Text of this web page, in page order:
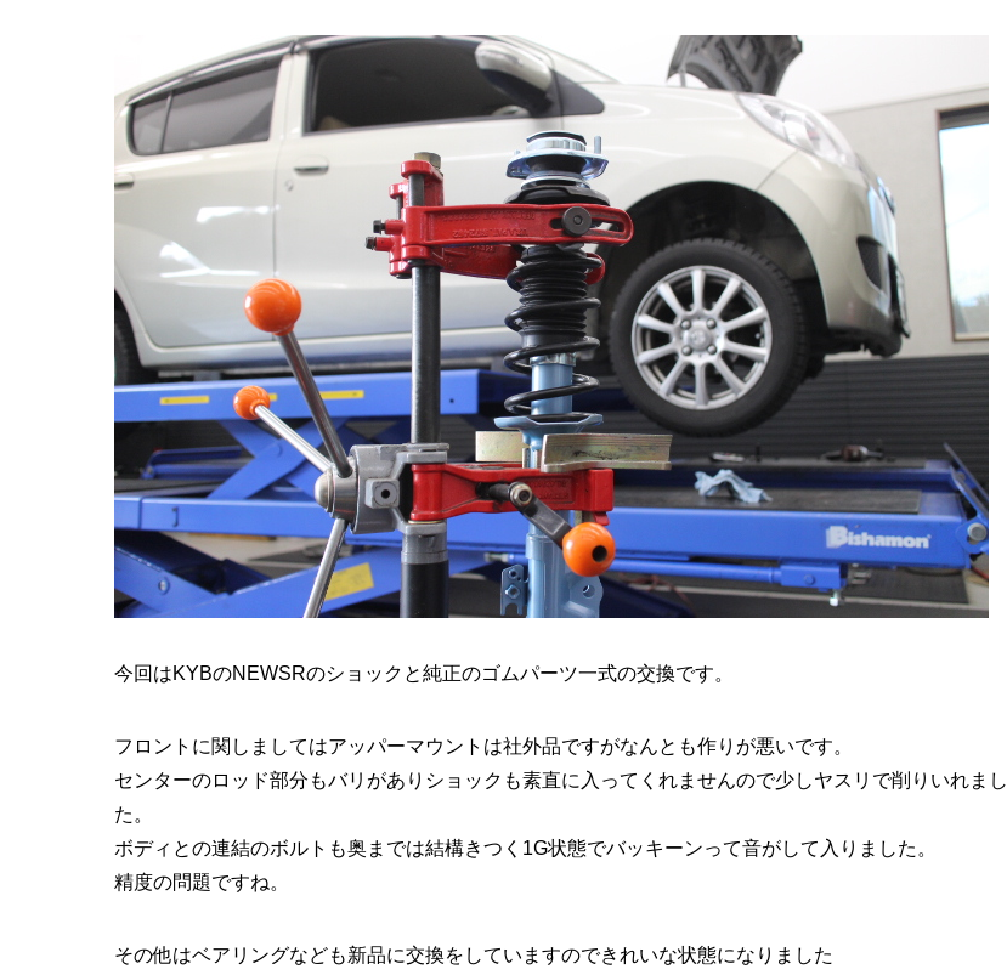
今回はKYBのNEWSRのショックと純正のゴムパーツ一式の交換です。
フロントに関しましてはアッパーマウントは社外品ですがなんとも作りが悪いです。
センターのロッド部分もバリがありショックも素直に入ってくれませんので少しヤスリで削りいれまし
た。
ボディとの連結のボルトも奥までは結構きつく1G状態でバッキーンって音がして入りました。
精度の問題ですね。
その他はベアリングなども新品に交換をしていますのできれいな状態になりました